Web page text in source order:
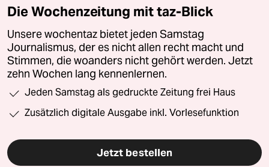
Die Wochenzeitung mit taz-Blick
Unsere wochentaz bietet jeden Samstag
Journalismus, der es nicht allen recht macht und
Stimmen, die woanders nicht gehört werden. Jetzt
zehn Wochen lang kennenlernen.
Jeden Samstag als gedruckte Zeitung frei Haus
Zusätzlich digitale Ausgabe inkl. Vorlesefunktion
Jetzt bestellen